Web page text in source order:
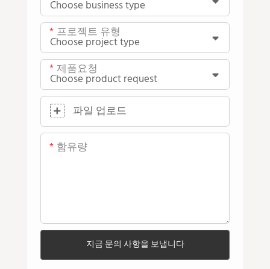
프로젝트 유형
제품요청
파일 업로드
함유량
지금 문의 사항을 보냅니다